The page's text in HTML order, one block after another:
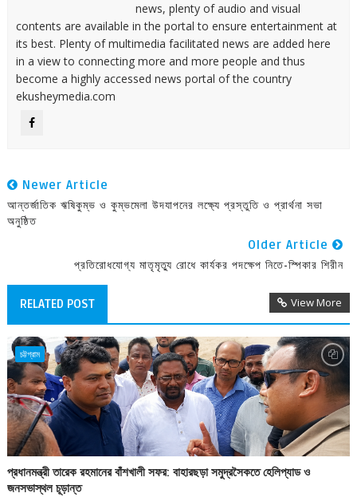
news, plenty of audio and visual
contents are available in the portal to ensure entertainment at
its best. Plenty of multimedia facilitated news are added here
in a view to connecting more and more people and thus
become a highly accessed news portal of the country
ekusheymedia.com
Newer Article
আন্তর্জাতিক ঋষিকুম্ভ ও কুম্ভমেলা উদযাপনের লক্ষ্যে প্রস্তুতি ও প্রার্থনা সভা
অনুষ্ঠিত
Older Article
প্রতিরোধযোগ্য মাতৃমৃত্যু রোধে কার্যকর পদক্ষেপ নিতে-স্পিকার শিরীন
RELATED POST View More
চট্টগ্রাম
প্রধানমন্ত্রী তারেক রহমানের বাঁশখালী সফর: বাহারছড়া সমুদ্রসৈকতে হেলিপ্যাড ও
জনসভাস্থল চূড়ান্ত